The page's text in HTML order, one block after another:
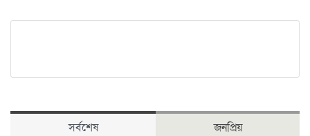
সর্বশেষ জনপ্রিয়